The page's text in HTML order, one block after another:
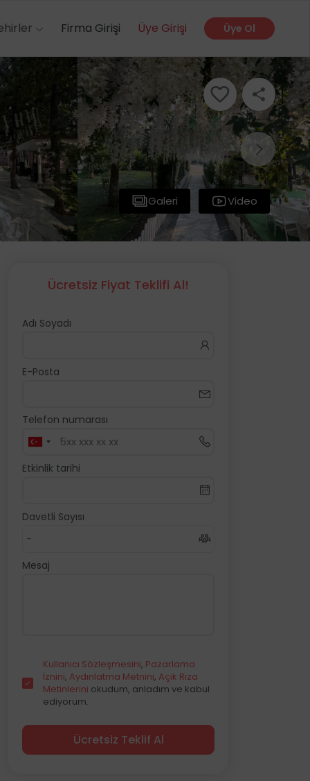
Firma Girişi Üye Girişi Üye Ol
Galeri Video
Ücretsiz Fiyat Teklifi Al!
Adı Soyadı
E-Posta
Telefon numarası
Etkinlik tarihi
Davetli Sayısı
Mesaj
Kullanıcı Sözleşmesini, Pazarlama
İznini, Aydınlatma Metnini, Açık Rıza
Metinlerini okudum, anladım ve kabul
ediyorum.
Ücretsiz Teklif Al